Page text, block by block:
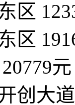
区
区
20779元
创大道